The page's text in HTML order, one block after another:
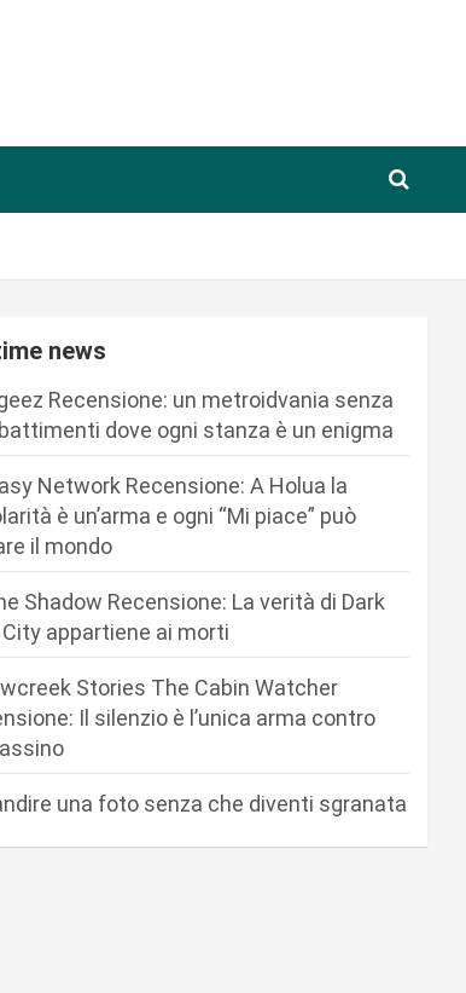
news
Recensione: un metroidvania senza
dove ogni stanza è un enigma
Network Recensione: A Holua la
è un’arma e ogni “Mi piace” può
il mondo
Shadow Recensione: La verità di Dark
appartiene ai morti
Stories The Cabin Watcher
Il silenzio è l’unica arma contro
una foto senza che diventi sgranata